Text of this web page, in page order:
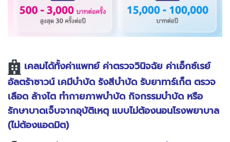
เคลมได้ทั้งค่าแพทย์ ค่าตรวจวินิจฉัย ค่าเอ็กซ์เรย์
อัลตร้าซาวน์ เคมีบำบัด รังสีบำบัด รับยาทาร์เก็ต ตรวจ
เลือด ล้างไต ทำกายภาพบำบัด กิจกรรมบำบัด หรือ
รักษาบาดเจ็บจากอุบัติเหตุ แบบไม่ต้องนอนโรงพยาบาล
(ไม่ต้องแอดมิต)